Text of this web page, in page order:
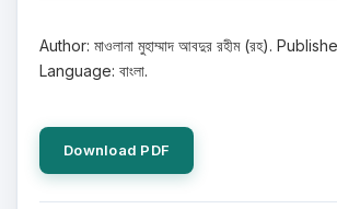
Author: মাওলানা মুহাম্মাদ আবদুর রহীম (রহ).
Language: বাংলা.
Download PDF